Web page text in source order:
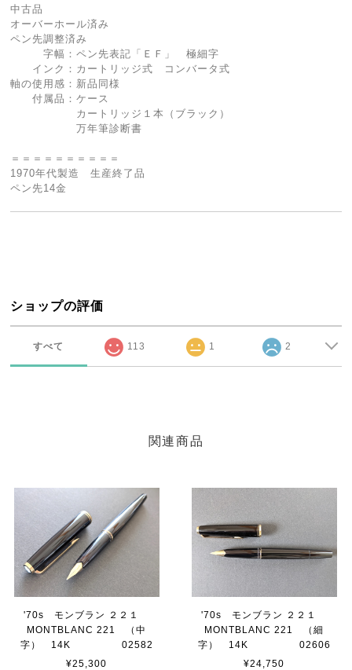
中古品
オーバーホール済み
ペン先調整済み
字幅：ペン先表記「ＥＦ」 極細字
インク：カートリッジ式 コンバータ式
軸の使用感：新品同様
付属品：ケース
カートリッジ１本（ブラック）
万年筆診断書
＝＝＝＝＝＝＝＝＝＝
1970年代製造 生産終了品
ペン先14金
ショップの評価
すべて 113 1 2
関連商品
'70s モンブラン ２２１
MONTBLANC 221 （中
字） 14K 02582
¥25,300
'70s モンブラン ２２１
MONTBLANC 221 （細
字） 14K 02606
¥24,750